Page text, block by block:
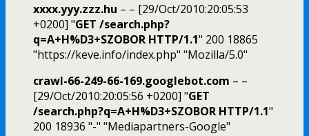
xxxx.yyy.zzz.hu – – [29/Oct/2010:20:05:53
+0200] "GET /search.php?
q=A+H%D3+SZOBOR HTTP/1.1" 200 18865
"https://keve.info/index.php" "Mozilla/5.0"
crawl-66-249-66-169.googlebot.com – –
[29/Oct/2010:20:05:56 +0200] "GET
/search.php?q=A+H%D3+SZOBOR HTTP/1.1"
200 18936 "-" "Mediapartners-Google"